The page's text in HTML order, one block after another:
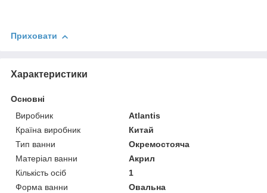
Приховати
Характеристики
Основні
Виробник
Atlantis
Країна виробник
Китай
Тип ванни
Окремостояча
Матеріал ванни
Акрил
Кількість осіб
1
Форма ванни
Овальна